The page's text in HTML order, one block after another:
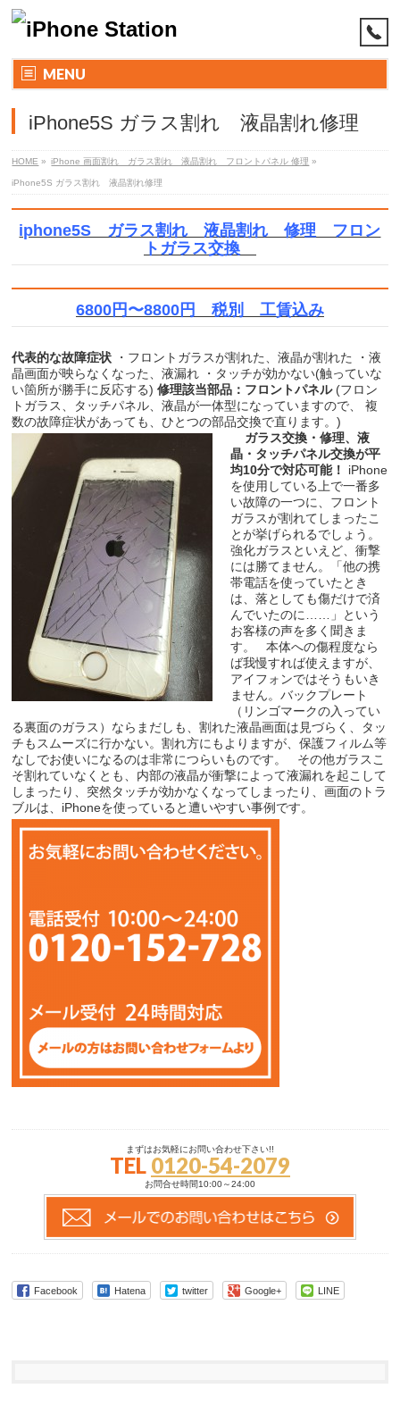
MENU
iPhone5S ガラス割れ 液晶割れ修理
HOME » iPhone 画面割れ ガラス割れ 液晶割れ フロントパネル 修理 »
iPhone5S ガラス割れ 液晶割れ修理
iphone5S ガラス割れ 液晶割れ 修理 フロン
トガラス交換
6800円〜8800円 税別 工賃込み
代表的な故障症状 ・フロントガラスが割れた、液晶が割れた ・液
晶画面が映らなくなった、液漏れ ・タッチが効かない(触っていな
い箇所が勝手に反応する)修理該当部品： フロントパネル(フロン
トガラス、タッチパネル、液晶が一体型になっていますので、 複
数の故障症状があっても、ひとつの部品交換で直ります。)
ガラス交換・修理、液
晶・タッチパネル交換が平
均10分で対応可能！
iPhone
を使用している上で一番多
い故障の一つに、フロント
ガラスが割れてしまったこ
とが挙げられるでしょう。
強化ガラスといえど、衝撃
には勝てません。「他の携
帯電話を使っていたとき
は、落としても傷だけで済
んでいたのに……」という
お客様の声を多く聞きま
す。 本体への傷程度なら
ば我慢すれば使えますが、
アイフォンではそうもいき
ません。バックプレート
（リンゴマークの入ってい
る裏面のガラス）ならまだしも、割れた液晶画面は見づらく、タッ
チもスムーズに行かない。割れ方にもよりますが、保護フィルム等
なしでお使いになるのは非常につらいものです。 その他ガラスこ
そ割れていなくとも、内部の液晶が衝撃によって液漏れを起こして
しまったり、突然タッチが効かなくなってしまったり、画面のトラ
ブルは、iPhoneを使っていると遭いやすい事例です。
まずはお気軽にお問い合わせ下さい!!
TEL 0120-54-2079
お問合せ時間10:00～24:00
Facebook Hatena twitter Google+ LINE